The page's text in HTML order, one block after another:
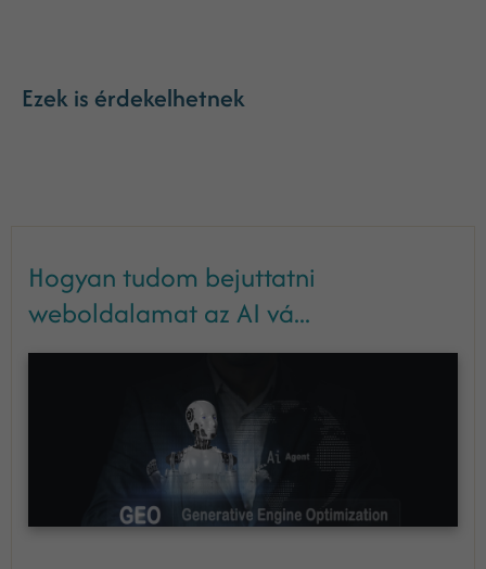
Ezek is érdekelhetnek
Hogyan tudom bejuttatni
weboldalamat az AI vá...